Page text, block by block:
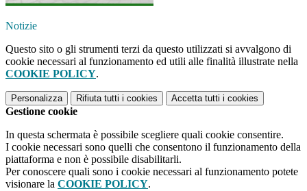
Notizie
Questo sito o gli strumenti terzi da questo utilizzati si avvalgono di
cookie necessari al funzionamento ed utili alle finalità illustrate nella
COOKIE POLICY.
Personalizza Rifiuta tutti i cookies Accetta tutti i cookies
Gestione cookie
In questa schermata è possibile scegliere quali cookie consentire.
I cookie necessari sono quelli che consentono il funzionamento della
piattaforma e non è possibile disabilitarli.
Per conoscere quali sono i cookie necessari al funzionamento potete
visionare la COOKIE POLICY.